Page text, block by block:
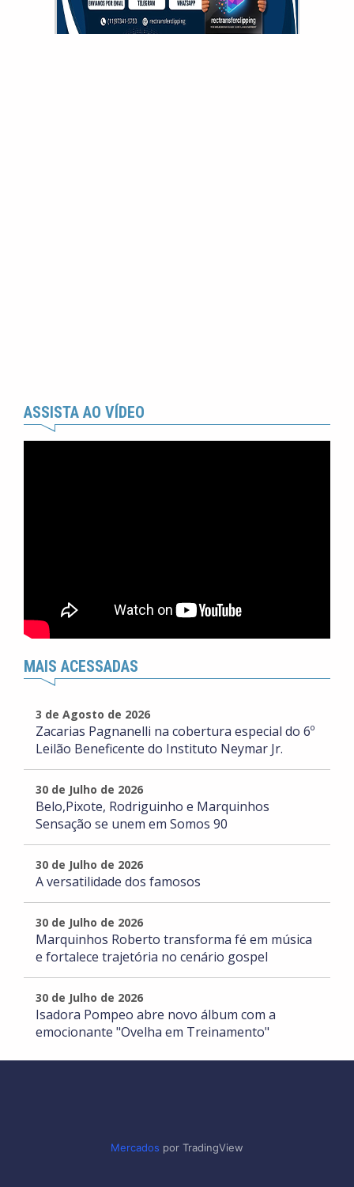
ASSISTA AO VÍDEO
MAIS ACESSADAS
3 de Agosto de 2026
Zacarias Pagnanelli na cobertura especial do 6º
Leilão Beneficente do Instituto Neymar Jr.
30 de Julho de 2026
Belo,Pixote, Rodriguinho e Marquinhos
Sensação se unem em Somos 90
30 de Julho de 2026
A versatilidade dos famosos
30 de Julho de 2026
Marquinhos Roberto transforma fé em música
e fortalece trajetória no cenário gospel
30 de Julho de 2026
Isadora Pompeo abre novo álbum com a
emocionante "Ovelha em Treinamento"
Mercados por TradingView